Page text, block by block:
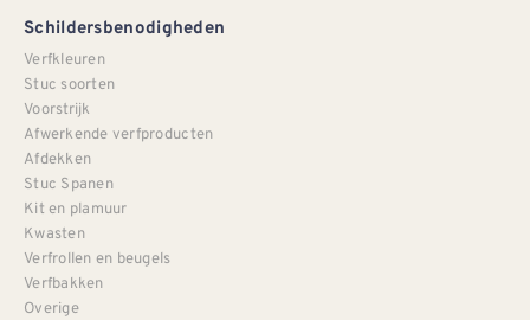
Schildersbenodigheden
Verfkleuren
Stuc soorten
Voorstrijk
Afwerkende verfproducten
Afdekken
Stuc Spanen
Kit en plamuur
Kwasten
Verfrollen en beugels
Verfbakken
Overige